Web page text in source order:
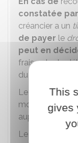
constatée
créancier a un
de payer le
peut en
frais entre le
du créancier).
Le montant du
montant
auprès du
Le montant
This
gives